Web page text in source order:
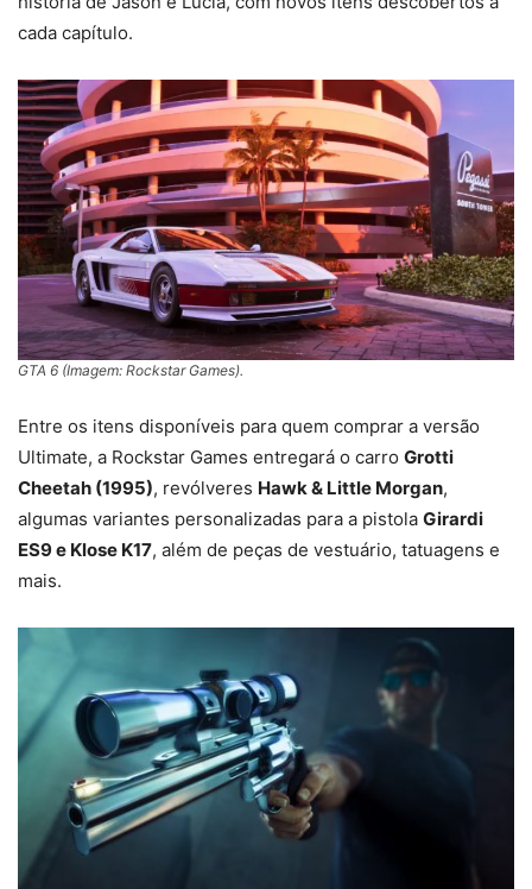
cada capítulo.
GTA 6 (Imagem: Rockstar Games).
Entre os itens disponíveis para quem comprar a versão
Ultimate, a Rockstar Games entregará o carro Grotti
Cheetah (1995), revólveres Hawk & Little Morgan,
algumas variantes personalizadas para a pistola Girardi
ES9 e Klose K17, além de peças de vestuário, tatuagens e
mais.